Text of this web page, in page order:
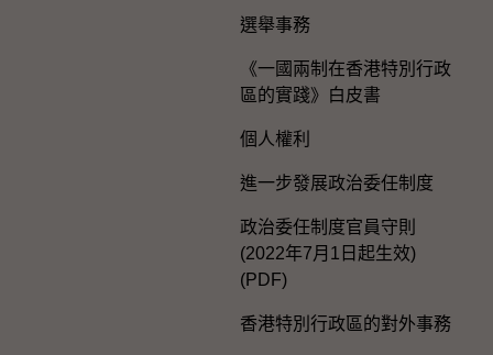
選舉事務
《一國兩制在香港特別行政
區的實踐》白皮書
個人權利
進一步發展政治委任制度
政治委任制度官員守則
(2022年7月1日起生效)
(PDF)
香港特別行政區的對外事務